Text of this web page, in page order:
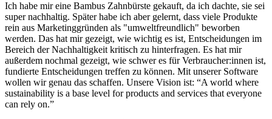
Ich habe mir eine Bambus Zahnbürste gekauft, da ich dachte, sie sei
super nachhaltig. Später habe ich aber gelernt, dass viele Produkte
rein aus Marketinggründen als "umweltfreundlich" beworben
werden. Das hat mir gezeigt, wie wichtig es ist, Entscheidungen im
Bereich der Nachhaltigkeit kritisch zu hinterfragen. Es hat mir
außerdem nochmal gezeigt, wie schwer es für Verbraucher:innen ist,
fundierte Entscheidungen treffen zu können. Mit unserer Software
wollen wir genau das schaffen. Unsere Vision ist: “A world where
sustainability is a base level for products and services that everyone
can rely on.”